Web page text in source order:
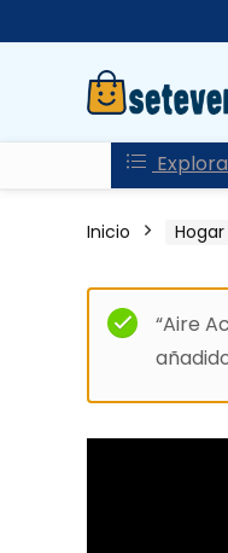
Inicio Hogar
“Aire